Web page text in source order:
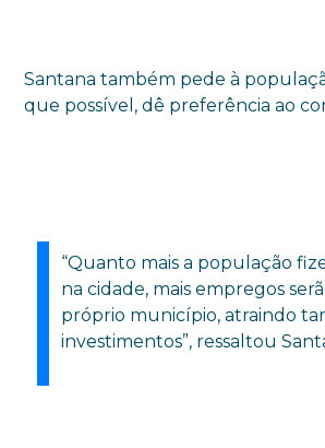
Santana também pede à
que possível, dê preferência ao
“Quanto mais a população
na cidade, mais empregos
próprio município, atraindo
investimentos”, ressaltou